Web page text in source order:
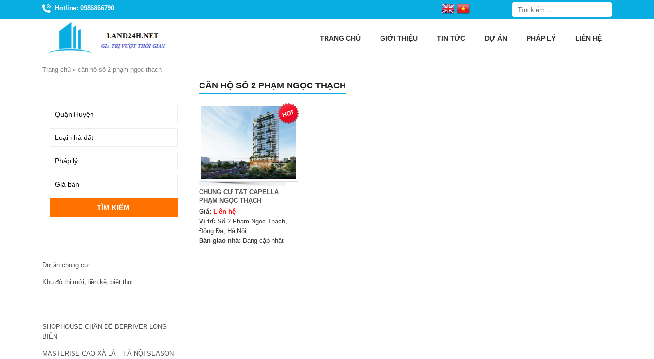
Hotline: 0986866790
TRANG CHỦ GIỚI THIỆU TIN TỨC DỰ ÁN PHÁP LÝ LIÊN HỆ
Trang chủ » căn hộ số 2 phạm ngọc thạch
CĂN HỘ SỐ 2 PHẠM NGỌC THẠCH
CHUNG CƯ T&T CAPELLA
PHẠM NGỌC THẠCH
Giá: Liên hệ
Vị trí: Số 2 Phạm Ngọc Thạch,
Đống Đa, Hà Nội
Bàn giao nhà: Đang cập nhật
Dự án chung cư
Khu đô thị mới, liền kề, biệt thự
SHOPHOUSE CHÂN ĐẾ BERRIVER LONG
BIÊN
MASTERISE CAO XÀ LÁ – HÀ NỘI SEASON